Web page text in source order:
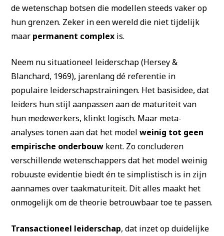
de wetenschap botsen die modellen steeds vaker op
hun grenzen. Zeker in een wereld die niet tijdelijk
maar permanent complex is.
Neem nu situationeel leiderschap (Hersey &
Blanchard, 1969), jarenlang dé referentie in
populaire leiderschapstrainingen. Het basisidee, dat
leiders hun stijl aanpassen aan de maturiteit van
hun medewerkers, klinkt logisch. Maar meta-
analyses tonen aan dat het modelweinig tot geen
empirische onderbouw kent. Zo concluderen
verschillende wetenschappers dat het model weinig
robuuste evidentie biedt én te simplistisch is in zijn
aannames over taakmaturiteit. Dit alles maakt het
onmogelijk om de theorie betrouwbaar toe te passen.
Transactioneel leiderschap, dat inzet op duidelijke